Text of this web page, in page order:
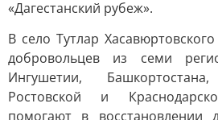
«Дагестанский рубеж».
В село Тутлар
добровольцев из семи
Ингушетии,
Ростовской и
помогают в восстановлении